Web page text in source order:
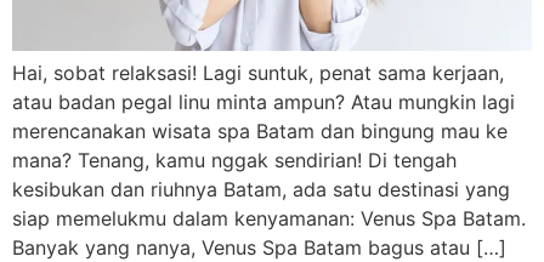
Hai, sobat relaksasi! Lagi suntuk, penat sama kerjaan,
atau badan pegal linu minta ampun? Atau mungkin lagi
merencanakan wisata spa Batam dan bingung mau ke
mana? Tenang, kamu nggak sendirian! Di tengah
kesibukan dan riuhnya Batam, ada satu destinasi yang
siap memelukmu dalam kenyamanan: Venus Spa Batam.
Banyak yang nanya, Venus Spa Batam bagus atau […]